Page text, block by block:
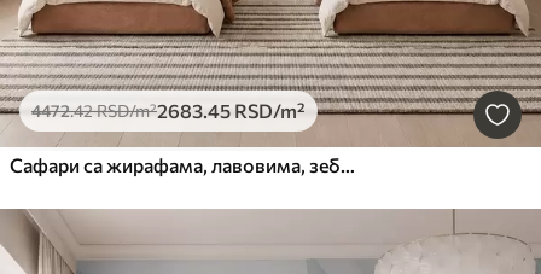
4472.42RSD/m²2683.45 RSD/m²
Сафари са жирафама, лавовима, зебрама и тропским дрвећем